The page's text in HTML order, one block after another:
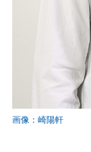
画像：崎陽軒